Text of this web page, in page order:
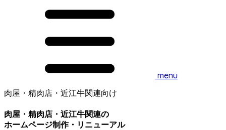
menu
肉屋・精肉店・近江牛関連向け
肉屋・精肉店・近江牛関連の
ホームページ制作・リニューアル